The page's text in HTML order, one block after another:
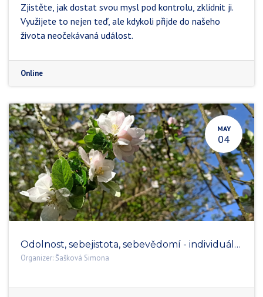
Zjistěte, jak dostat svou mysl pod kontrolu, zklidnit ji.
Využijete to nejen teď, ale kdykoli přijde do našeho
života neočekávaná událost.
Online
MAY
04
Odolnost, sebejistota, sebevědomí - individuální koučink
Organizer: Šašková Simona